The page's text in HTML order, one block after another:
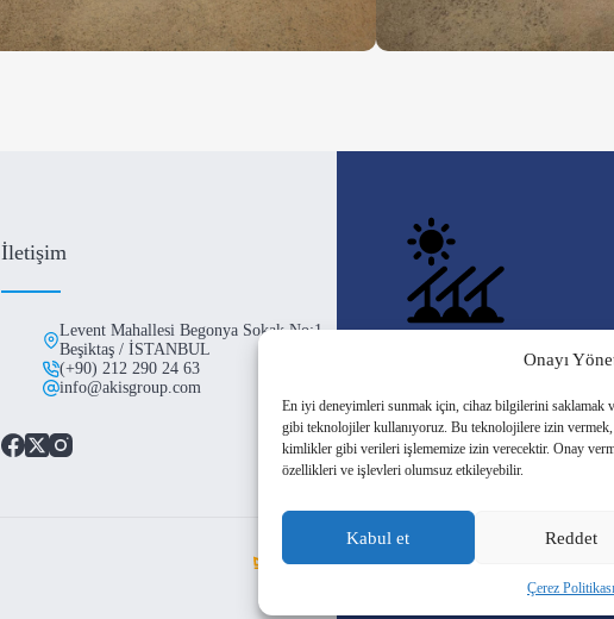
Onayı
En iyi deneyimleri sunmak için, cihaz bilgilerini saklamak
gibi teknolojiler kullanıyoruz. Bu teknolojilere izin vermek,
kimlikler gibi verileri işlememize izin verecektir. Onay
özellikleri ve işlevleri olumsuz etkileyebilir.
Kabul et Reddet
Çerez Politikası
İletişim
Levent Mahallesi Begonya Sokak No:1
Beşiktaş / İSTANBUL
(+90) 212 290 24 63
info@akisgroup.com
Bir projeniz mi var?
Teklif İste